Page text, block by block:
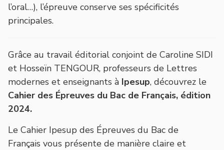
l’oral…), l’épreuve conserve ses spécificités
principales.
Grâce au travail éditorial conjoint de Caroline SIDI
et Hosseïn TENGOUR, professeurs de Lettres
modernes et enseignants à Ipesup, découvrez le
Cahier des Épreuves du Bac de Français, édition
2024.
Le Cahier Ipesup des Épreuves du Bac de
Français vous présente de manière claire et